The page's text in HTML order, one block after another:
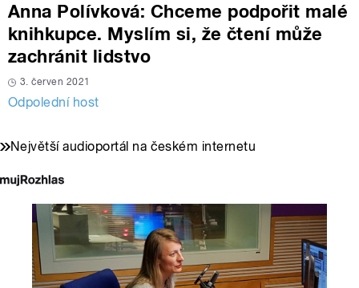
Anna Polívková: Chceme podpořit malé
knihkupce. Myslím si, že čtení může
zachránit lidstvo
3. červen 2021
Odpolední host
Největší audioportál na českém internetu